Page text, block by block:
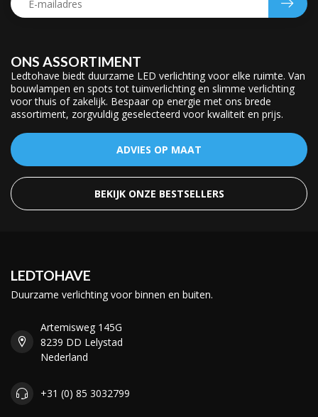
ONS ASSORTIMENT
Ledtohave biedt duurzame LED verlichting voor elke ruimte. Van
bouwlampen en spots tot tuinverlichting en slimme verlichting
voor thuis of zakelijk. Bespaar op energie met ons brede
assortiment, zorgvuldig geselecteerd voor kwaliteit en prijs.
ADVIES OP MAAT
BEKIJK ONZE BESTSELLERS
LEDTOHAVE
Duurzame verlichting voor binnen en buiten.
Artemisweg 145G
8239 DD Lelystad
Nederland
+31 (0) 85 3032799